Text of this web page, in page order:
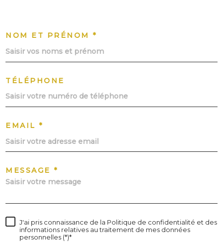
NOM ET PRÉNOM *
TÉLÉPHONE
EMAIL *
MESSAGE *
J'ai pris connaissance de la Politique de confidentialité et des
informations relatives au traitement de mes données
personnelles (*)*